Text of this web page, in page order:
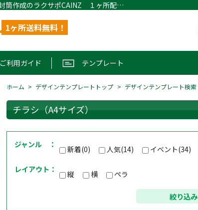
デザインテンプレート検索｜名刺・封筒作成のラクサポCAINZ １ヶ所配送無料
1ヶ所送料無料！
ご利用ガイド テンプレート
ホーム デザインテンプレートトップ デザインテンプレート検索
チラシ（A4サイズ）
ジャンル ： 新着(0) 人気(14) イベント(34)
レイアウト：
縦 横 ペラ
絞り込み